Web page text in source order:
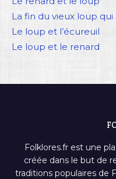
La fin du vieux loup qui
Le loup et l’écureuil
Le loup et le renard
Folklores.fr est une
créée dans le but de
traditions populaires de